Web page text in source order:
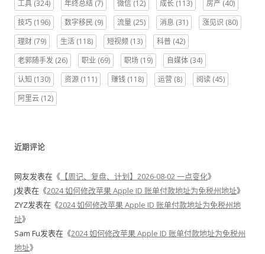
工具 (324) 年终总结 (7) 微信 (12) 成长 (113) 房产 (40)
技巧 (196) 数字移民 (9) 流量 (25) 消息 (31) 涨见识 (80)
理财 (79) 生活 (118) 短视频 (13) 科普 (42)
老郭随手发 (26) 职业 (69) 职场 (19) 自媒体 (34)
认知 (130) 资源 (111) 赚钱 (118) 运营 (8) 阅读 (45)
阿里云 (12)
近期评论
网友发表在《 【周记、复盘、计划】2026-08-02 一点变化》
j发表在《2024 如何修改苹果 Apple ID 账单付款地址为免税州地址》
ZYZ发表在《2024 如何修改苹果 Apple ID 账单付款地址为免税州地
址》
Sam Fu发表在《2024 如何修改苹果 Apple ID 账单付款地址为免税州
地址》